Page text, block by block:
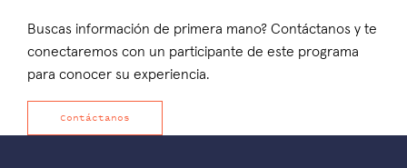
Buscas información de primera mano? Contáctanos y te
conectaremos con un participante de este programa
para conocer su experiencia.
Contáctanos